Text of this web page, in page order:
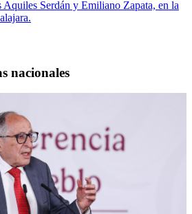
Aquiles Serdán y Emiliano Zapata, en la
nacionales